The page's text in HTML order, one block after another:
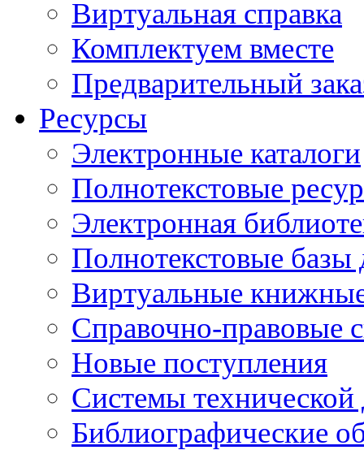
Виртуальная справка
Комплектуем вместе
Предварительный
Ресурсы
Электронные каталоги
Полнотекстовые
Электронная
Полнотекстовые
Виртуальные
Справочно-правовые
Новые поступления
Cистемы
Библиографические